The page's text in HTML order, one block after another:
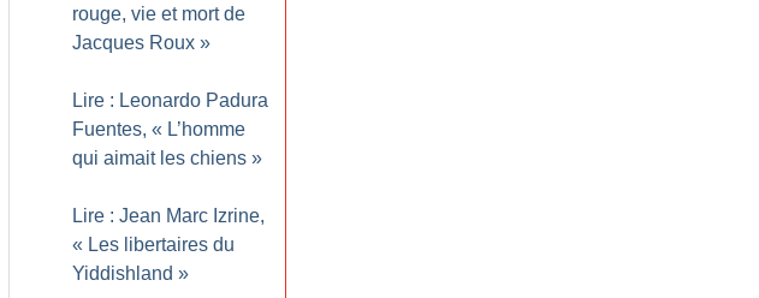
rouge, vie et mort de
Jacques Roux »
Lire : Leonardo Padura
Fuentes, « L’homme
qui aimait les chiens »
Lire : Jean Marc Izrine,
« Les libertaires du
Yiddishland »